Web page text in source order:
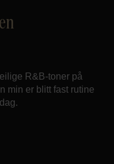
R&B-toner på
min er blitt fast rutine